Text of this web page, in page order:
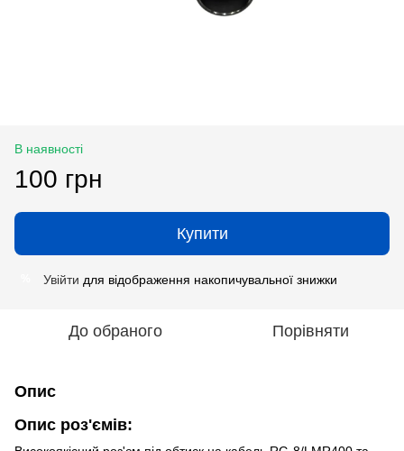
В наявності
100 грн
Купити
Увійти для відображення накопичувальної знижки
До обраного Порівняти
Опис
Опис роз'ємів: